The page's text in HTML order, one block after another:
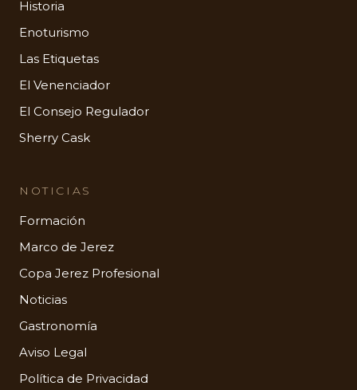
Historia
Enoturismo
Las Etiquetas
El Venenciador
El Consejo Regulador
Sherry Cask
NOTICIAS
Formación
Marco de Jerez
Copa Jerez Profesional
Noticias
Gastronomía
Aviso Legal
Política de Privacidad